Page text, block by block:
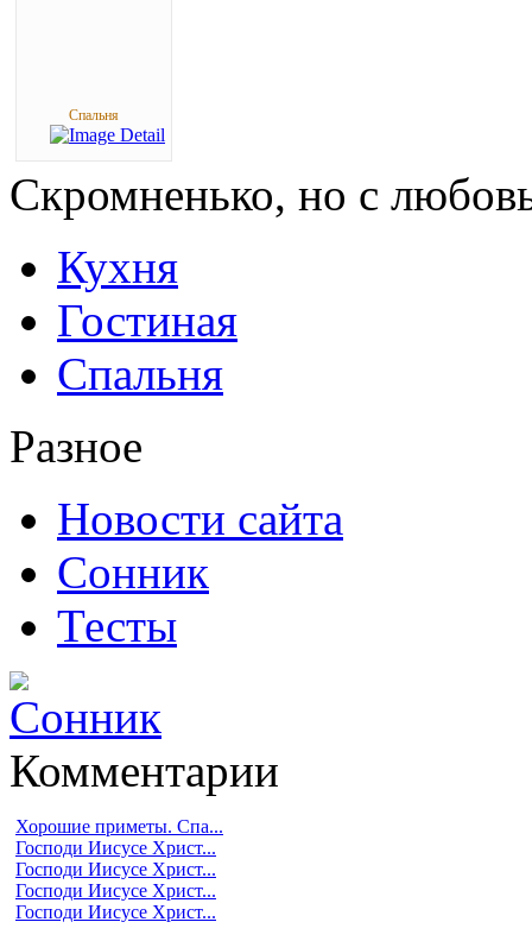
Спальня
Скромненько, но с
Кухня
Гостиная
Спальня
Разное
Новости сайта
Сонник
Тесты
Комментарии
Хорошие приметы. Спа...
Господи Иисусе Христ...
Господи Иисусе Христ...
Господи Иисусе Христ...
Господи Иисусе Христ...